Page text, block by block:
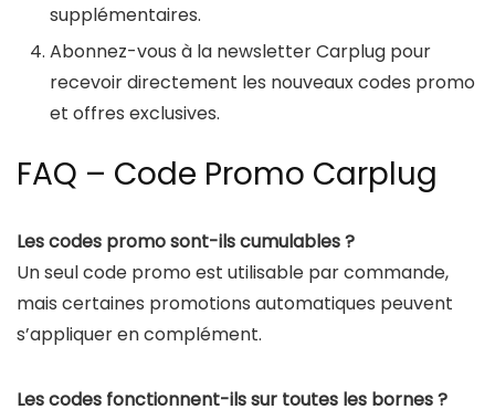
supplémentaires.
Abonnez-vous à la newsletter Carplug pour
recevoir directement les nouveaux codes promo
et offres exclusives.
FAQ – Code Promo Carplug
Les codes promo sont-ils cumulables ?
Un seul code promo est utilisable par commande,
mais certaines promotions automatiques peuvent
s’appliquer en complément.
Les codes fonctionnent-ils sur toutes les bornes ?